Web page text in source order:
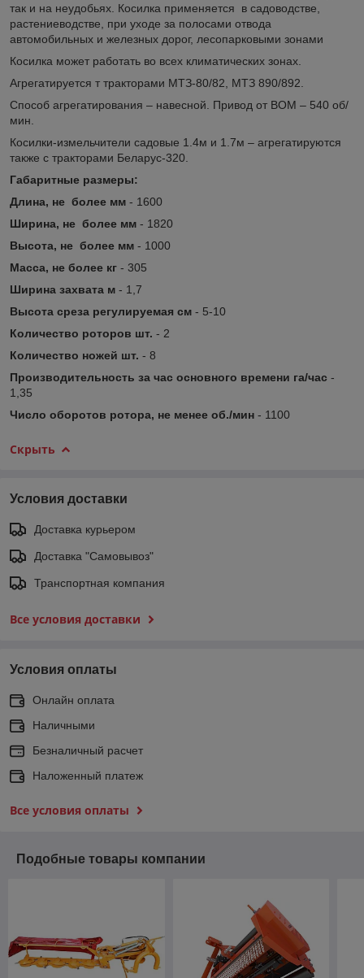
так и на неудобьях. Косилка применяется в садоводстве,
растениеводстве, при уходе за полосами отвода
автомобильных и железных дорог, лесопарковыми зонами
Косилка может работать во всех климатических зонах.
Агрегатируется т тракторами МТЗ-80/82, МТЗ 890/892.
Способ агрегатирования – навесной. Привод от ВОМ – 540 об/
мин.
Косилки-измельчители садовые 1.4м и 1.7м – агрегатируются
также с тракторами Беларус-320.
Габаритные размеры:
Длина, не более мм - 1600
Ширина, не более мм - 1820
Высота, не более мм - 1000
Масса, не более кг - 305
Ширина захвата м - 1,7
Высота среза регулируемая см - 5-10
Количество роторов шт. - 2
Количество ножей шт. - 8
Производительность за час основного времени га/час -
1,35
Число оборотов ротора, не менее об./мин - 1100
Скрыть
Условия доставки
Доставка курьером
Доставка "Самовывоз"
Транспортная компания
Все условия доставки
Условия оплаты
Онлайн оплата
Наличными
Безналичный расчет
Наложенный платеж
Все условия оплаты
Подобные товары компании